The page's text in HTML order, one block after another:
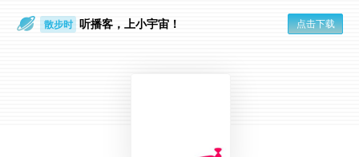
散步时 听播客，上小宇宙！ 点击下载